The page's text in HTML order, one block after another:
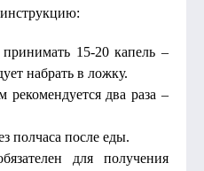
инструкцию:
15-20 капель –
набрать в ложку.
рекомендуется два раза –
полчаса после еды.
для получения